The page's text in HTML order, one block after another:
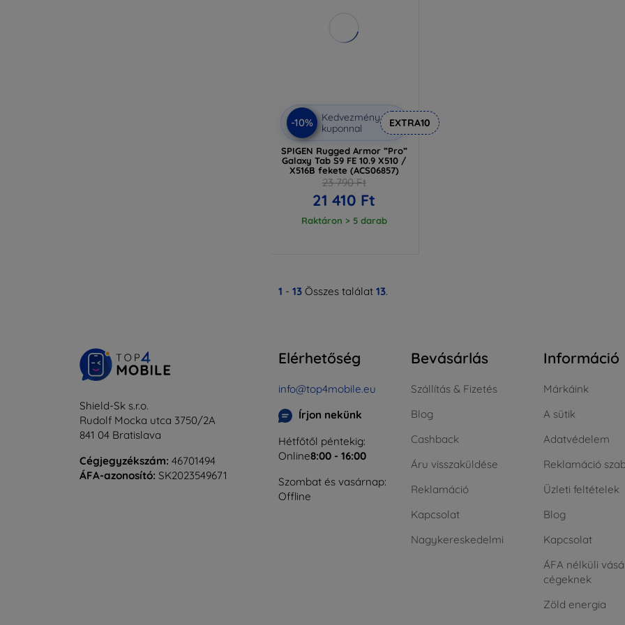
-10%
Kedvezmény
kuponnal
EXTRA10
SPIGEN Rugged Armor ”Pro”
Galaxy Tab S9 FE 10.9 X510 /
X516B fekete (ACS06857)
23 790 Ft
21 410 Ft
Raktáron > 5 darab
1 - 13 Összes találat 13.
Shield-Sk s.r.o.
Rudolf Mocka utca 3750/2A
841 04 Bratislava
Cégjegyzékszám: 46701494
ÁFA-azonosító: SK2023549671
Elérhetőség
info@top4mobile.eu
Írjon nekünk
Hétfőtől péntekig:
Online8:00 - 16:00
Szombat és vasárnap:
Offline
Bevásárlás
Szállítás & Fizetés
Blog
Cashback
Áru visszaküldése
Reklamáció
Kapcsolat
Nagykereskedelmi
Információ
Márkáink
A sütik
Adatvédelem
Reklamáció
Üzleti feltételek
Blog
Kapcsolat
ÁFA nélküli
cégeknek
Zöld energia